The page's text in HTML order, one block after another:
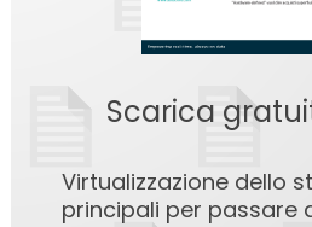
Scarica
Virtualizzazione dello
principali per passare